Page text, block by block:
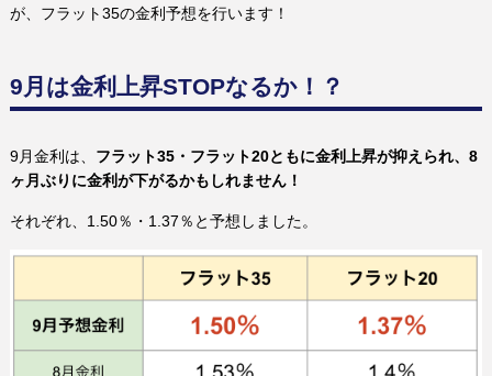
が、フラット35の金利予想を行います！
9月は金利上昇STOPなるか！？
9月金利は、 フラット35・フラット20ともに金利上昇が抑えられ、8
ヶ月ぶりに金利が下がるかもしれません！
それぞれ、1.50％・1.37％と予想しました。